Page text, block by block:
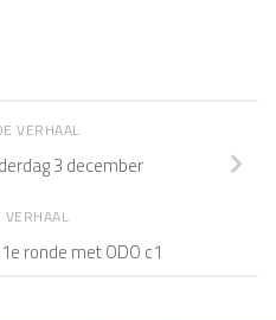
VERHAAL
3 december
VERHAAL
ronde met ODO c1